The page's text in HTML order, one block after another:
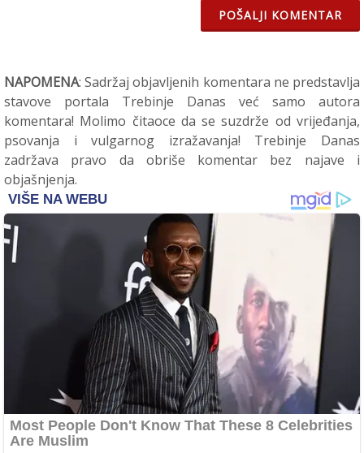
POŠALJI KOMENTAR
NAPOMENA: Sadržaj objavljenih komentara ne predstavlja
stavove portala Trebinje Danas već samo autora
komentara! Molimo čitaoce da se suzdrže od vrijeđanja,
psovanja i vulgarnog izražavanja! Trebinje Danas
zadržava pravo da obriše komentar bez najave i
objašnjenja.